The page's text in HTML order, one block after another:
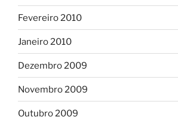
Fevereiro 2010
Janeiro 2010
Dezembro 2009
Novembro 2009
Outubro 2009